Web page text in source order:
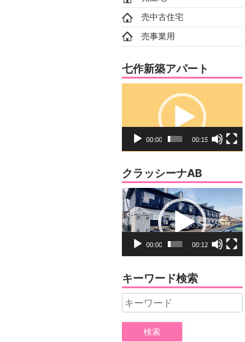
売中古住宅
売事業用
七作新築アパート
ー
00:00 00:15
クラッシーナAB
動
画
プ
ー
00:00 00:12
キーワード検索
Search
for: